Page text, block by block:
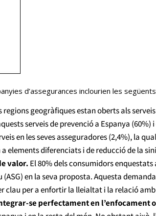
d’assegurances inclourien les
geogràfiques estan oberts als
serveis de prevenció a Espanya
en les seves asseguradores (2,4%), la
elements diferenciats i de reducció de la
valor. El 80% dels consumidors
en la seva proposta. Aquesta
clau per a enfortir la lleialtat i la relació
se perfectament en l’enfocament